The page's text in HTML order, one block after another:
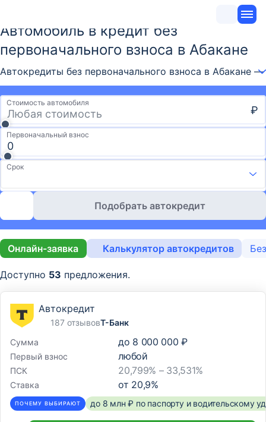
Автомобиль в кредит без
первоначального взноса в Абакане
Автокредиты без первоначального взноса в
Стоимость автомобиля
₽
Первоначальный взнос
Срок
Подобрать автокредит
Онлайн-заявка Калькулятор автокредитов
Доступно 53 предложения.
Автокредит
187 отзывовТ-Банк
Сумма
до 8 000 000 ₽
Первый взнос любой
ПСК 20,799% – 33,531%
Ставка от 20,9%
ПОЧЕМУ ВЫБИРАЮТ до 8 млн ₽ по паспорту и водительскому